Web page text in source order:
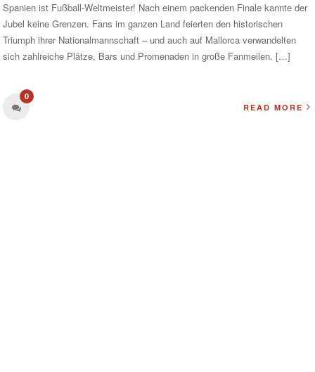
Spanien ist Fußball-Weltmeister! Nach einem packenden Finale kannte der
Jubel keine Grenzen. Fans im ganzen Land feierten den historischen
Triumph ihrer Nationalmannschaft – und auch auf Mallorca verwandelten
sich zahlreiche Plätze, Bars und Promenaden in große Fanmeilen. […]
0
READ MORE